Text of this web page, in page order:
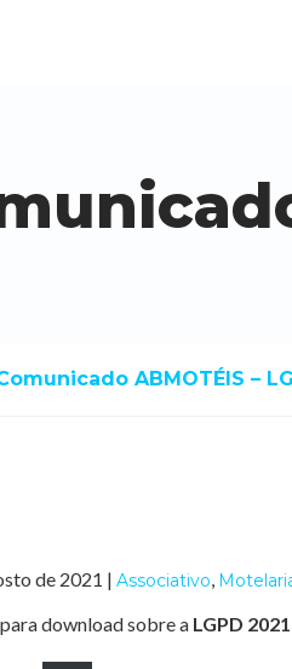
ABMOTÉIS –
de 2021 | Associativo,
download sobre a LGPD 2021